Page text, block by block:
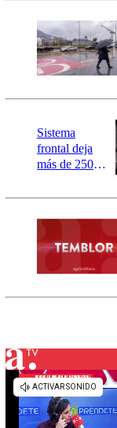
río Damas:
activa
mensajería
SAE
Sistema
frontal deja
más de 250
y 317
aisladas entre
Valparaíso y
Los Ríos